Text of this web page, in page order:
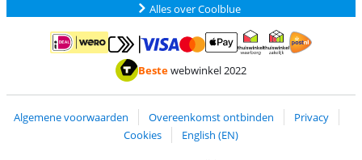
Alles over Coolblue
Betalen met iDEAL | WeroBetalen met MasterCard en Visa via ClickToPay
Betalen met ApplePay
Thuiswinkel waarborg
Bestewebwinkel 2022
Algemene voorwaarden Overeenkomst ontbinden
Privacy
Cookies
English (EN)